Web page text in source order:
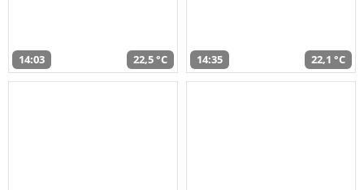
14:03 22,5 °C 14:35 22,1 °C